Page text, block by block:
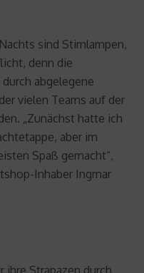
sind Stirnlampen,
denn die
abgelegene
vielen Teams auf der
„Zunächst hatte ich
aber im
Spaß gemacht“,
Inhaber Ingmar
ihre Strapazen durch